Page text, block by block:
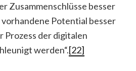
Zusammenschlüsse besser
Potential besser
Prozess der digitalen
werden“.[22]